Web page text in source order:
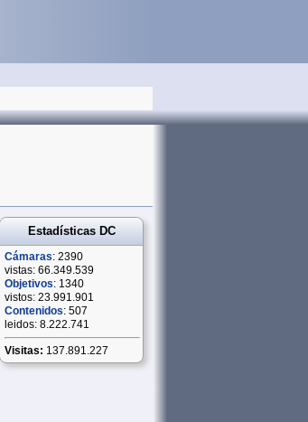
Estadísticas DC
Cámaras: 2390
vistas: 66.349.539
Objetivos: 1340
vistos: 23.991.901
Contenidos: 507
leidos: 8.222.741
Visitas: 137.891.227